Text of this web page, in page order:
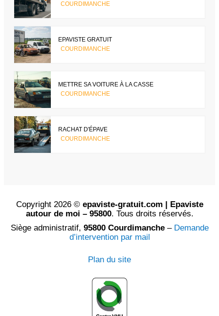
COURDIMANCHE
EPAVISTE GRATUIT
COURDIMANCHE
METTRE SA VOITURE À LA CASSE
COURDIMANCHE
RACHAT D'ÉPAVE
COURDIMANCHE
Copyright 2026 © epaviste-gratuit.com | Epaviste
autour de moi – 95800. Tous droits réservés.
Siège administratif, 95800 Courdimanche– Demande
d’intervention par mail
Plan du site